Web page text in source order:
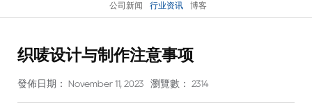
公司新闻 行业资讯 博客
织唛设计与制作注意事项
發佈日期： November 11, 2023 瀏覽數： 2314